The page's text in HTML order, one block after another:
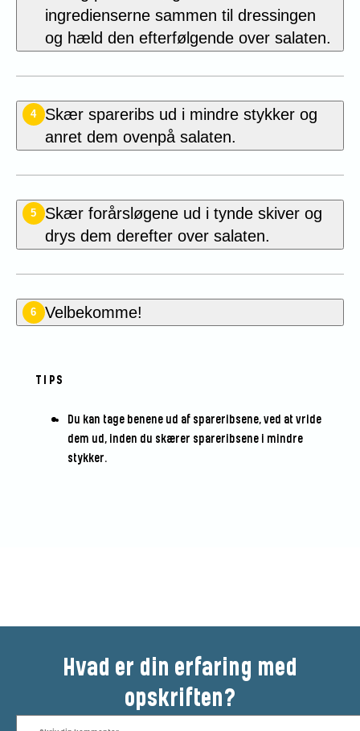
ingredienserne sammen til dressingen
og hæld den efterfølgende over salaten.
4
Skær spareribs ud i mindre stykker og
anret dem ovenpå salaten.
5
Skær forårsløgene ud i tynde skiver og
drys dem derefter over salaten.
6 Velbekomme!
TIPS
Du kan tage benene ud af spareribsene, ved at vride
dem ud, inden du skærer spareribsene i mindre
stykker.
Hvad er din erfaring med
opskriften?